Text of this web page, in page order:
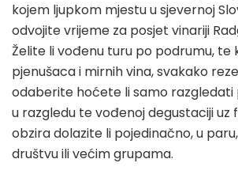
kojem ljupkom mjestu u sjevernoj
odvojite vrijeme za posjet vinariji
Želite li vođenu turu po podrumu, te
pjenušaca i mirnih vina, svakako
odaberite hoćete li samo razgledati
u razgledu te vođenoj degustaciji uz
obzira dolazite li pojedinačno, u
društvu ili većim grupama.